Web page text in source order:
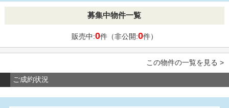
募集中物件一覧
販売中:0件（非公開:0件）
この物件の一覧を見る >
ご成約状況